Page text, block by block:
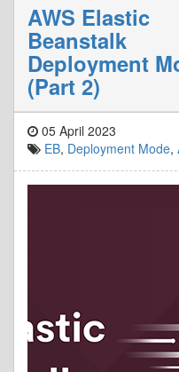
AWS Elastic
Beanstalk
Deployment
(Part 2)
05 April 2023
EB, Deployment Mode,